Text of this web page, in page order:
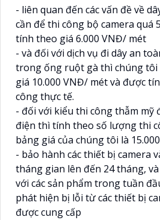
- liên quan đến các vấn đề về
cần để thi công bộ camera quá
tính theo giá 6.000 VNĐ/ mét
- và đối với dịch vụ đi dây an
trong ống ruột gà thì chúng
giá 10.000 VNĐ/ mét và được
công thực tế.
- đối với kiểu thi công thẫm mỹ
điện thì tính theo số lượng thi
bảng giá của chúng tôi là
- bảo hành các thiết bị camera
tháng gian lên đến 24 tháng,
với các sản phẩm trong tuần
phát hiện bị lỗi từ các thiết bị
được cung cấp